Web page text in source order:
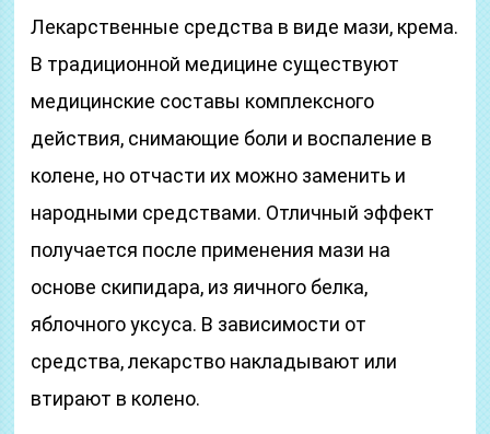
Лекарственные средства в виде мази, крема.
В традиционной медицине существуют
медицинские составы комплексного
действия, снимающие боли и воспаление в
колене, но отчасти их можно заменить и
народными средствами. Отличный эффект
получается после применения мази на
основе скипидара, из яичного белка,
яблочного уксуса. В зависимости от
средства, лекарство накладывают или
втирают в колено.